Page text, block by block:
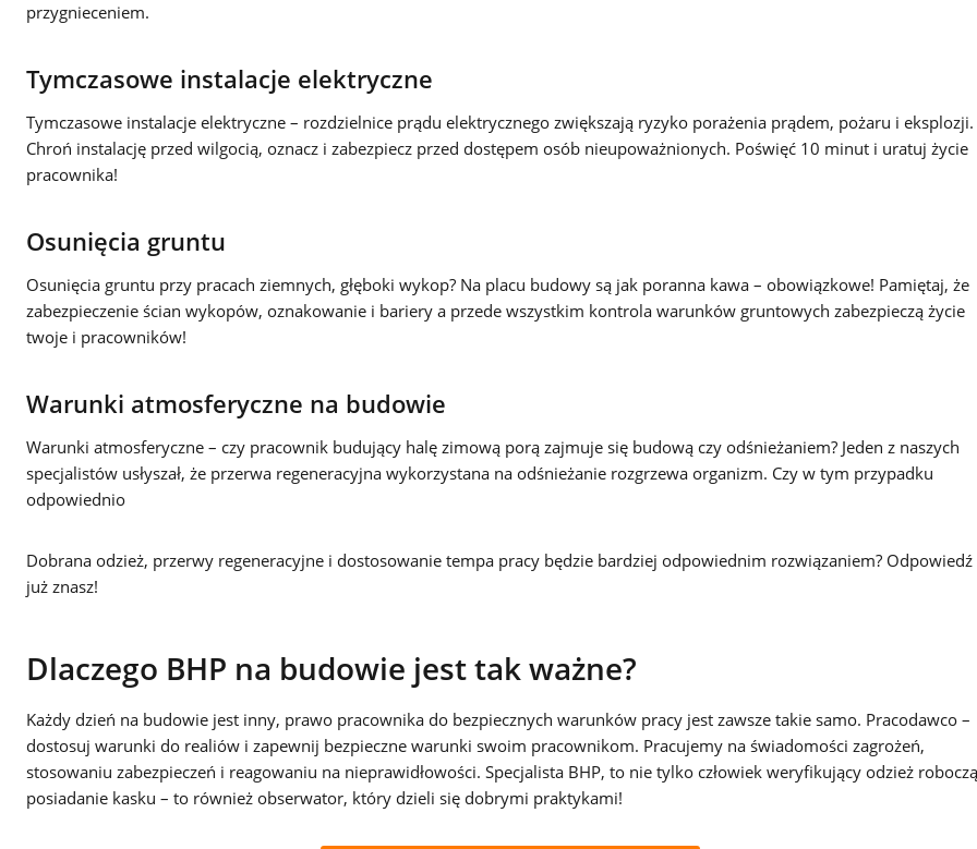
przygnieceniem.
Tymczasowe instalacje elektryczne
Tymczasowe instalacje elektryczne – rozdzielnice prądu elektrycznego zwiększają ryzyko porażenia prądem, pożaru i eksplozji.
Chroń instalację przed wilgocią, oznacz i zabezpiecz przed dostępem osób nieupoważnionych. Poświęć 10 minut i uratuj życie
pracownika!
Osunięcia gruntu
Osunięcia gruntu przy pracach ziemnych, głęboki wykop? Na placu budowy są jak poranna kawa – obowiązkowe! Pamiętaj, że
zabezpieczenie ścian wykopów, oznakowanie i bariery a przede wszystkim kontrola warunków gruntowych zabezpieczą życie
twoje i pracowników!
Warunki atmosferyczne na budowie
Warunki atmosferyczne – czy pracownik budujący halę zimową porą zajmuje się budową czy odśnieżaniem? Jeden z naszych
specjalistów usłyszał, że przerwa regeneracyjna wykorzystana na odśnieżanie rozgrzewa organizm. Czy w tym przypadku
odpowiednio
Dobrana odzież, przerwy regeneracyjne i dostosowanie tempa pracy będzie bardziej odpowiednim rozwiązaniem? Odpowiedź
już znasz!
Dlaczego BHP na budowie jest tak ważne?
Każdy dzień na budowie jest inny, prawo pracownika do bezpiecznych warunków pracy jest zawsze takie samo. Pracodawco –
dostosuj warunki do realiów i zapewnij bezpieczne warunki swoim pracownikom. Pracujemy na świadomości zagrożeń,
stosowaniu zabezpieczeń i reagowaniu na nieprawidłowości. Specjalista BHP, to nie tylko człowiek weryfikujący odzież
posiadanie kasku – to również obserwator, który dzieli się dobrymi praktykami!